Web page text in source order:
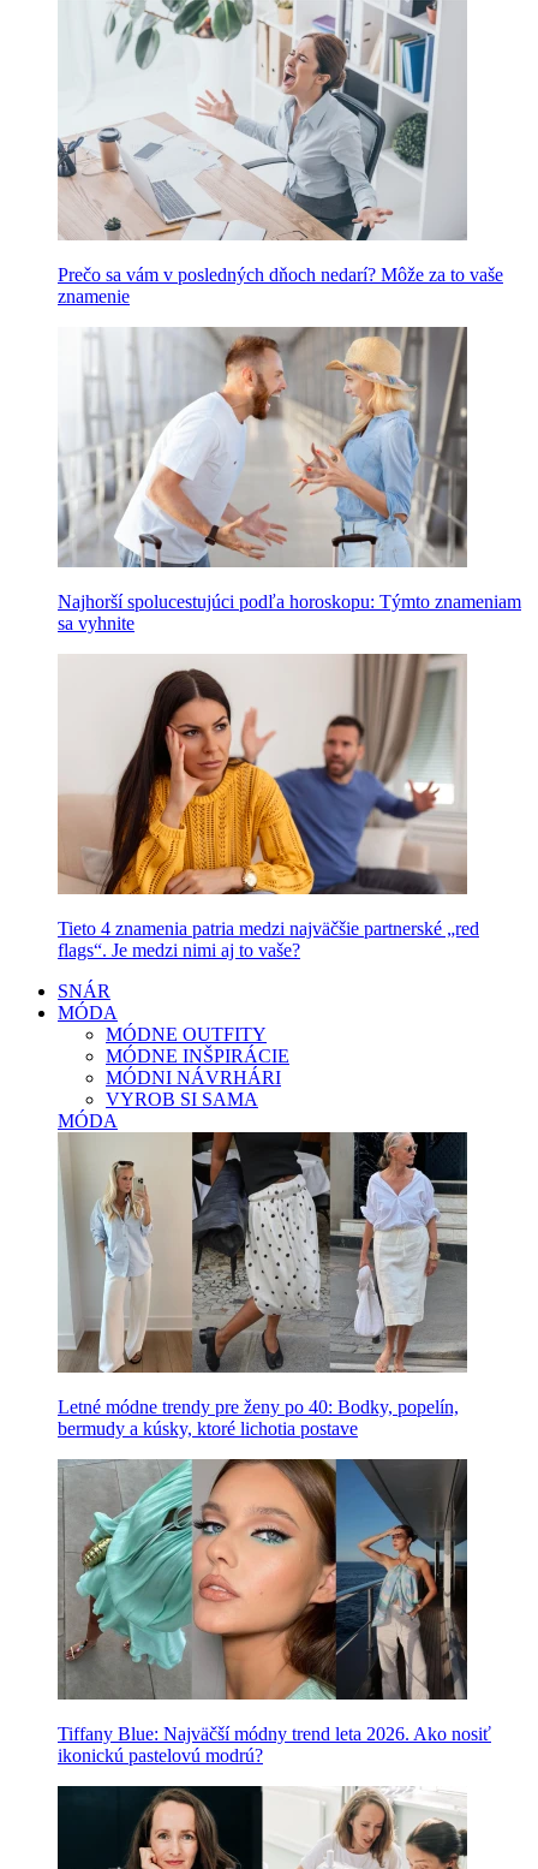
Prečo sa vám v posledných dňoch nedarí? Môže za to vaše
znamenie
Najhorší spolucestujúci podľa horoskopu: Týmto znameniam
sa vyhnite
Tieto 4 znamenia patria medzi najväčšie partnerské „red
flags“. Je medzi nimi aj to vaše?
SNÁR
MÓDA
MÓDNE OUTFITY
MÓDNE INŠPIRÁCIE
MÓDNI NÁVRHÁRI
VYROB SI SAMA
MÓDA
Letné módne trendy pre ženy po 40: Bodky, popelín,
bermudy a kúsky, ktoré lichotia postave
Tiffany Blue: Najväčší módny trend leta 2026. Ako nosiť
ikonickú pastelovú modrú?